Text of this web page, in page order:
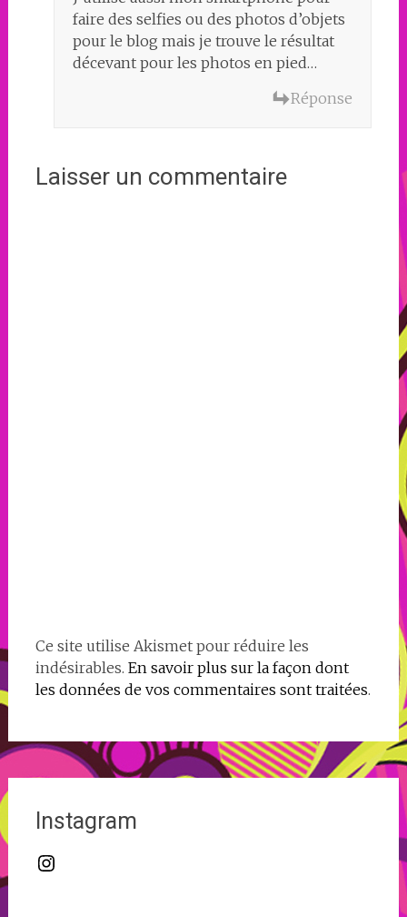
faire des selfies ou des photos d’objets
pour le blog mais je trouve le résultat
décevant pour les photos en pied…
Réponse
Laisser un commentaire
Ce site utilise Akismet pour réduire les
indésirables. En savoir plus sur la façon dont
les données de vos commentaires sont traitées.
Instagram
Instagram